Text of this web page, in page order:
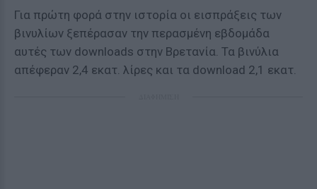
Για πρώτη φορά στην ιστορία οι εισπράξεις των
βινυλίων ξεπέρασαν την περασμένη εβδομάδα
αυτές των downloads στην Βρετανία. Τα βινύλια
απέφεραν 2,4 εκατ. λίρες και τα download 2,1 εκατ.